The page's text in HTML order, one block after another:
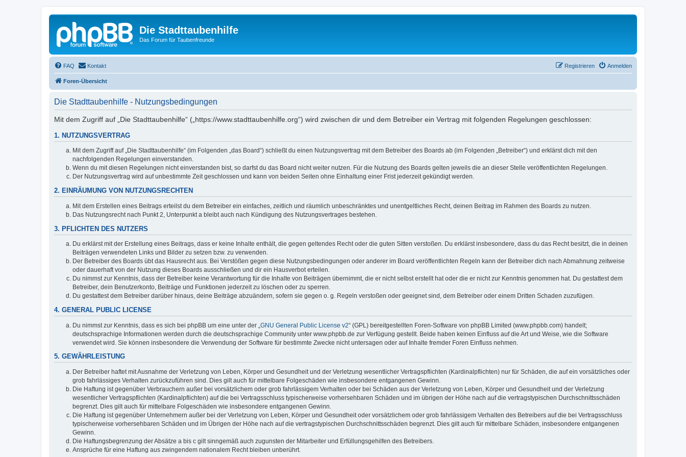
Die Stadttaubenhilfe
Das Forum für Taubenfreunde
FAQ Kontakt Anmelden
Registrieren
Foren-Übersicht
Die Stadttaubenhilfe - Nutzungsbedingungen
Mit dem Zugriff auf „Die Stadttaubenhilfe“ („https://www.stadttaubenhilfe.org“) wird zwischen dir und dem Betreiber ein Vertrag mit folgenden Regelungen geschlossen:
1. NUTZUNGSVERTRAG
Mit dem Zugriff auf „Die Stadttaubenhilfe“ (im Folgenden „das Board“) schließt du einen Nutzungsvertrag mit dem Betreiber des Boards ab (im Folgenden „Betreiber“) und erklärst dich mit den
nachfolgenden Regelungen einverstanden.
Wenn du mit diesen Regelungen nicht einverstanden bist, so darfst du das Board nicht weiter nutzen. Für die Nutzung des Boards gelten jeweils die an dieser Stelle veröffentlichten Regelungen.
Der Nutzungsvertrag wird auf unbestimmte Zeit geschlossen und kann von beiden Seiten ohne Einhaltung einer Frist jederzeit gekündigt werden.
2. EINRÄUMUNG VON NUTZUNGSRECHTEN
Mit dem Erstellen eines Beitrags erteilst du dem Betreiber ein einfaches, zeitlich und räumlich unbeschränktes und unentgeltliches Recht, deinen Beitrag im Rahmen des Boards zu nutzen.
Das Nutzungsrecht nach Punkt 2, Unterpunkt a bleibt auch nach Kündigung des Nutzungsvertrages bestehen.
3. PFLICHTEN DES NUTZERS
Du erklärst mit der Erstellung eines Beitrags, dass er keine Inhalte enthält, die gegen geltendes Recht oder die guten Sitten verstoßen. Du erklärst insbesondere, dass du das Recht besitzt, die in deinen
Beiträgen verwendeten Links und Bilder zu setzen bzw. zu verwenden.
Der Betreiber des Boards übt das Hausrecht aus. Bei Verstößen gegen diese Nutzungsbedingungen oder anderer im Board veröffentlichten Regeln kann der Betreiber dich nach Abmahnung zeitweise
oder dauerhaft von der Nutzung dieses Boards ausschließen und dir ein Hausverbot erteilen.
Du nimmst zur Kenntnis, dass der Betreiber keine Verantwortung für die Inhalte von Beiträgen übernimmt, die er nicht selbst erstellt hat oder die er nicht zur Kenntnis genommen hat. Du gestattest dem
Betreiber, dein Benutzerkonto, Beiträge und Funktionen jederzeit zu löschen oder zu sperren.
Du gestattest dem Betreiber darüber hinaus, deine Beiträge abzuändern, sofern sie gegen o. g. Regeln verstoßen oder geeignet sind, dem Betreiber oder einem Dritten Schaden zuzufügen.
4. GENERAL PUBLIC LICENSE
Du nimmst zur Kenntnis, dass es sich bei phpBB um eine unter der „ GNU General Public License v2“ (GPL) bereitgestellten Foren-Software von phpBB Limited (www.phpbb.com) handelt;
deutschsprachige Informationen werden durch die deutschsprachige Community unter www.phpbb.de zur Verfügung gestellt. Beide haben keinen Einfluss auf die Art und Weise, wie die Software
verwendet wird. Sie können insbesondere die Verwendung der Software für bestimmte Zwecke nicht untersagen oder auf Inhalte fremder Foren Einfluss nehmen.
5. GEWÄHRLEISTUNG
Der Betreiber haftet mit Ausnahme der Verletzung von Leben, Körper und Gesundheit und der Verletzung wesentlicher Vertragspflichten (Kardinalpflichten) nur für Schäden, die auf ein vorsätzliches oder
grob fahrlässiges Verhalten zurückzuführen sind. Dies gilt auch für mittelbare Folgeschäden wie insbesondere entgangenen Gewinn.
Die Haftung ist gegenüber Verbrauchern außer bei vorsätzlichem oder grob fahrlässigem Verhalten oder bei Schäden aus der Verletzung von Leben, Körper und Gesundheit und der Verletzung
wesentlicher Vertragspflichten (Kardinalpflichten) auf die bei Vertragsschluss typischerweise vorhersehbaren Schäden und im übrigen der Höhe nach auf die vertragstypischen Durchschnittsschäden
begrenzt. Dies gilt auch für mittelbare Folgeschäden wie insbesondere entgangenen Gewinn.
Die Haftung ist gegenüber Unternehmern außer bei der Verletzung von Leben, Körper und Gesundheit oder vorsätzlichem oder grob fahrlässigem Verhalten des Betreibers auf die bei Vertragsschluss
typischerweise vorhersehbaren Schäden und im Übrigen der Höhe nach auf die vertragstypischen Durchschnittsschäden begrenzt. Dies gilt auch für mittelbare Schäden, insbesondere entgangenen
Gewinn.
Die Haftungsbegrenzung der Absätze a bis c gilt sinngemäß auch zugunsten der Mitarbeiter und Erfüllungsgehilfen des Betreibers.
Ansprüche für eine Haftung aus zwingendem nationalem Recht bleiben unberührt.